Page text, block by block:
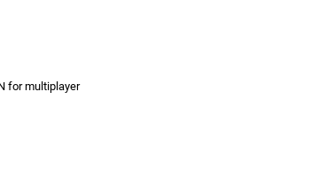
for multiplayer